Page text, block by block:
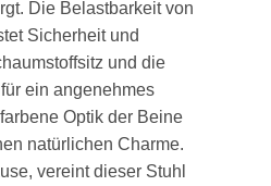
Die Belastbarkeit von
Sicherheit und
und die
ein angenehmes
Optik der Beine
natürlichen Charme.
vereint dieser Stuhl